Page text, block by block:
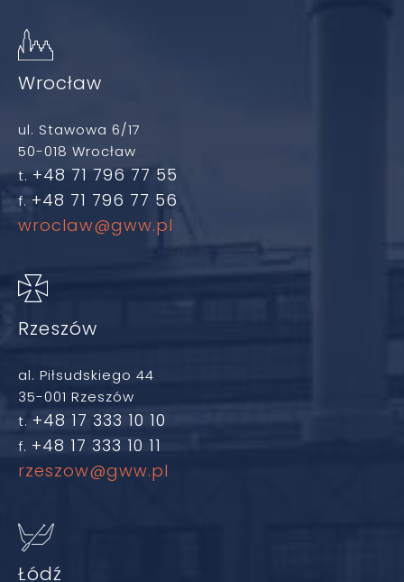
Wrocław
ul. Stawowa 6/17
50-018 Wrocław
t. +48 71 796 77 55
f. +48 71 796 77 56
wroclaw@gww.pl
Rzeszów
al. Piłsudskiego 44
35-001 Rzeszów
t. +48 17 333 10 10
f. +48 17 333 10 11
rzeszow@gww.pl
Łódź